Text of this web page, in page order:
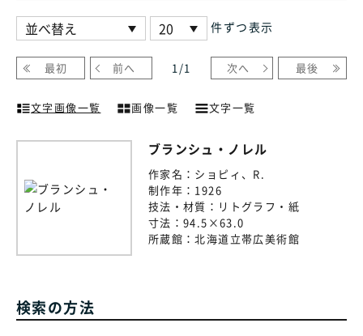
件ずつ表示
最初 前へ 1 /1 次へ 最後
文字画像一覧 画像一覧 文字一覧
ブランシュ・ノレル
作家名： ショピィ、R.
制作年： 1926
技法・材質： リトグラフ・紙
寸法： 94.5×63.0
所蔵館：北海道立帯広美術館
検索の方法